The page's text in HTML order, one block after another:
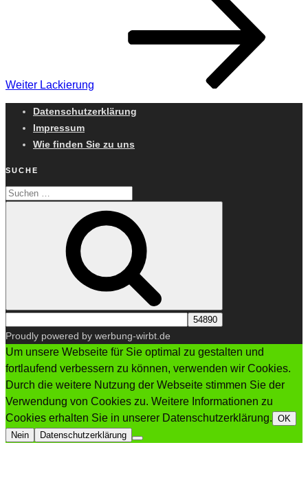
Weiter Lackierung
Datenschutzerklärung
Impressum
Wie finden Sie zu uns
SUCHE
Suchen
Proudly powered by werbung-wirbt.de
Um unsere Webseite für Sie optimal zu gestalten und
fortlaufend verbessern zu können, verwenden wir Cookies.
Durch die weitere Nutzung der Webseite stimmen Sie der
Verwendung von Cookies zu. Weitere Informationen zu
Cookies erhalten Sie in unserer Datenschutzerklärung. OK
Nein
Datenschutzerklärung